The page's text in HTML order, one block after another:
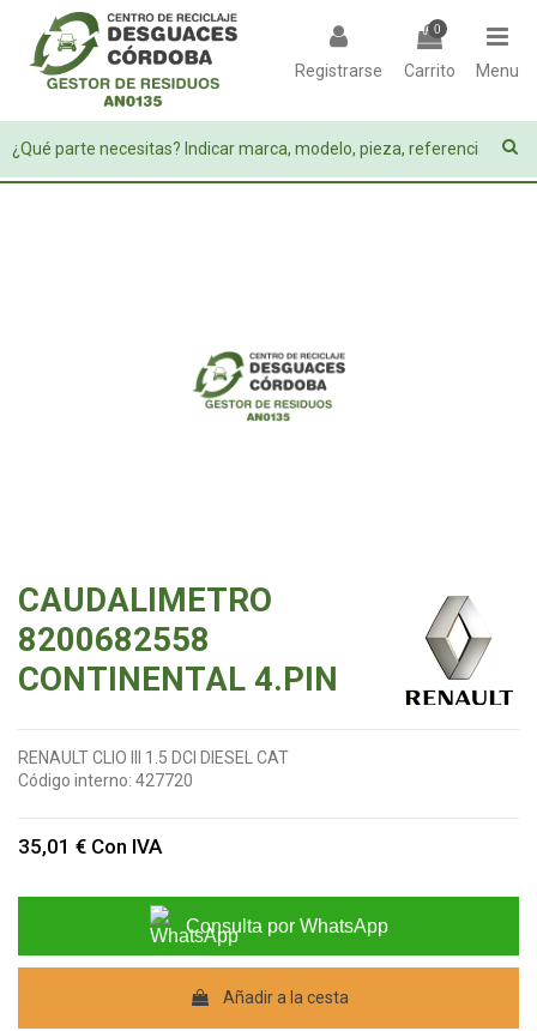
Registrarse
0
Carrito Menu
CAUDALIMETRO
8200682558
CONTINENTAL 4.PIN
RENAULT CLIO III 1.5 DCI DIESEL CAT
Código interno: 427720
35,01 € Con IVA
Consulta por WhatsApp
Añadir a la cesta